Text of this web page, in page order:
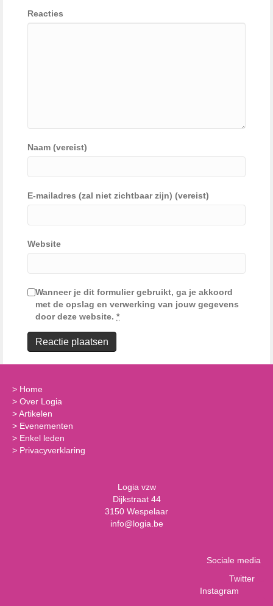
Reacties
Naam (vereist)
E-mailadres (zal niet zichtbaar zijn) (vereist)
Website
Wanneer je dit formulier gebruikt, ga je akkoord
met de opslag en verwerking van jouw gegevens
door deze website. *
> Home
> Over Logia
>Artikelen
> Evenementen
> Enkel leden
> Privacyverklaring
Logia vzw
Dijkstraat 44
3150 Wespelaar
info@logia.be
Sociale media
Twitter
Instagram